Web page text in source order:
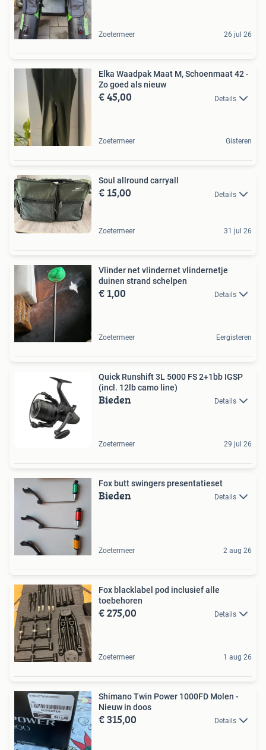
Zoetermeer 26 jul 26
Elka Waadpak Maat M, Schoenmaat 42 -
Zo goed als nieuw
€ 45,00 Details
Zoetermeer Gisteren
Soul allround carryall
€ 15,00 Details
Zoetermeer 31 jul 26
Vlinder net vlindernet vlindernetje
duinen strand schelpen
€ 1,00 Details
Zoetermeer Eergisteren
Quick Runshift 3L 5000 FS 2+1bb IGSP
(incl. 12lb camo line)
Bieden Details
Zoetermeer 29 jul 26
Fox butt swingers presentatieset
Bieden Details
Zoetermeer 2 aug 26
Fox blacklabel pod inclusief alle
toebehoren
€ 275,00 Details
Zoetermeer 1 aug 26
Shimano Twin Power 1000FD Molen -
Nieuw in doos
€ 315,00 Details